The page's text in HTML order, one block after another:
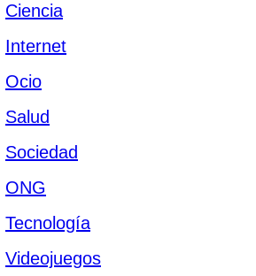
Ciencia
Internet
Ocio
Salud
Sociedad
ONG
Tecnología
Videojuegos